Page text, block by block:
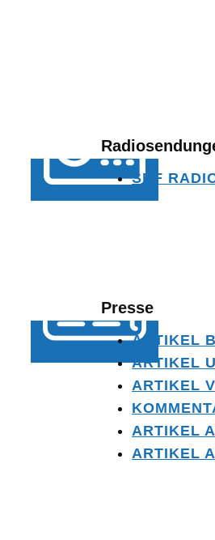
SRF
Presse
ARTIKEL
ARTIKEL
ARTIKEL
ARTIKEL
ARTIKEL